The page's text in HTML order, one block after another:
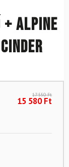
+ Alpine
17 550Ft
15 580Ft